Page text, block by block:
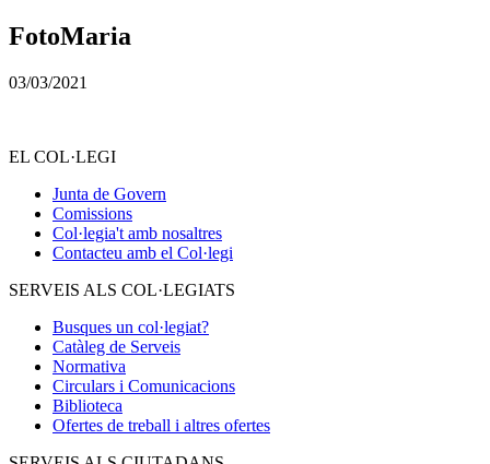
FotoMaria
03/03/2021
EL COL·LEGI
Junta de Govern
Comissions
Col·legia't amb nosaltres
Contacteu amb el Col·legi
SERVEIS ALS COL·LEGIATS
Busques un col·legiat?
Catàleg de Serveis
Normativa
Circulars i Comunicacions
Biblioteca
Ofertes de treball i altres ofertes